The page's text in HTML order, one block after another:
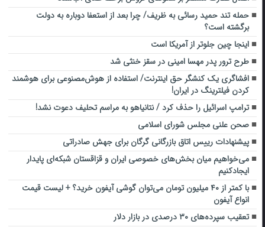
حمله تند حمید رسائی به ظریف/ چرا بعد از استعفا دوباره به دولت
برگشته است؟
اینجا چین جلوتر از آمریکا است
طرح ترور پدر مهسا امینی در سقز خنثی شد
افشاگری یک کنشگر حق اینترنت/ استفاده از هوش‌مصنوعی برای هوشمند
کردن فیلترینگ در ایران!
ترامپ اسرائیل را حذف کرد / نتانیاهو به مراسم تحلیف دعوت نشد!
صحن علنی مجلس شورای اسلامی
پیشنهادات رییس اتاق بازرگانی گرگان برای جهش صادراتی
می‌خواهیم میان بخش‌های خصوصی ایران و قزاقستان شبکه‌ای پایدار
ایجادکنیم
با کمتر از ۴۰ میلیون تومان می‌توان گوشی آیفون خرید؟ + لیست قیمت
انواع آیفون
تعقیب سپرده‌های ۳۰ درصدی در بازار دلار